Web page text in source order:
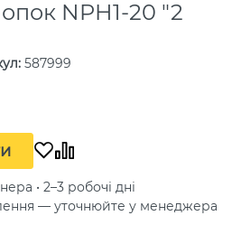
NPH1-20 "2
: 587999
• 2–3 робочі дні
— уточнюйте у менеджера